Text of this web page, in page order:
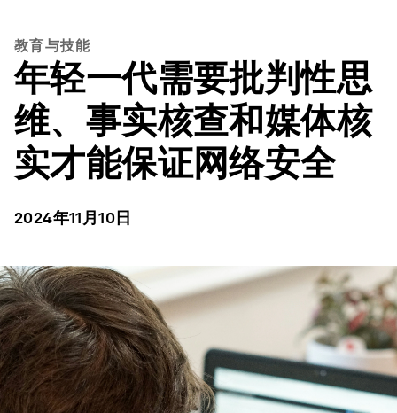
教育与技能
年轻一代需要批判性思
维、事实核查和媒体核
实才能保证网络安全
2024年11月10日